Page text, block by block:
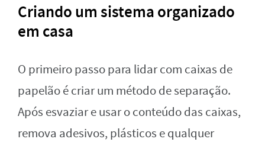
Criando um sistema organizado
em casa
O primeiro passo para lidar com caixas de
papelão é criar um método de separação.
Após esvaziar e usar o conteúdo das caixas,
remova adesivos, plásticos e qualquer